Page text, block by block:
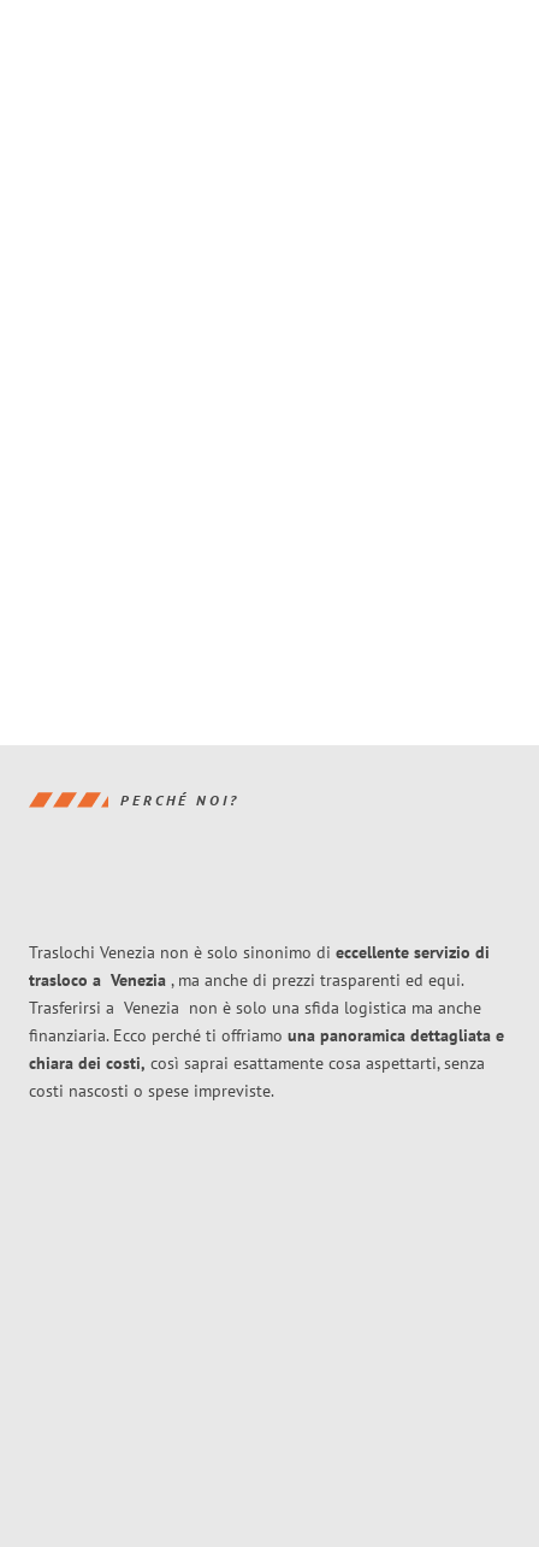
PERCHÉ NOI?
Traslochi Venezia non è solo sinonimo di eccellente servizio di
trasloco a Venezia , ma anche di prezzi trasparenti ed equi.
Trasferirsi a Venezia non è solo una sfida logistica ma anche
finanziaria. Ecco perché ti offriamo una panoramica dettagliata e
chiara dei costi, così saprai esattamente cosa aspettarti, senza
costi nascosti o spese impreviste.